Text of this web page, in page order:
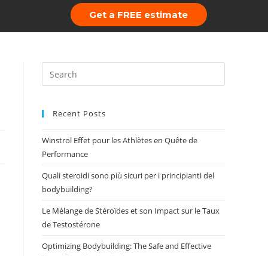
Get a FREE estimate
Recent Posts
Winstrol Effet pour les Athlètes en Quête de
Performance
Quali steroidi sono più sicuri per i principianti del
bodybuilding?
Le Mélange de Stéroïdes et son Impact sur le Taux
de Testostérone
Optimizing Bodybuilding: The Safe and Effective